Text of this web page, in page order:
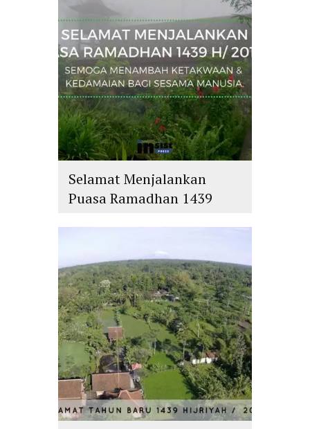
Selamat Menjalankan
Puasa Ramadhan 1439